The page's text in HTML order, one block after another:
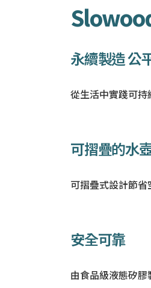
永續製造 公
從生活中實踐可
可摺疊的水
可摺疊式設計節省
安全可靠
由食品級液態矽